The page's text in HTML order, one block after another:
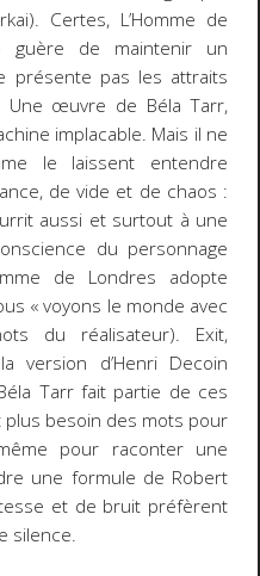
Certes, L’Homme de
guère de maintenir un
présente pas les attraits
Une œuvre de Béla Tarr,
implacable. Mais il ne
le laissent entendre
de vide et de chaos :
aussi et surtout à une
du personnage
de Londres adopte
« voyons le monde avec
du réalisateur). Exit,
version d’Henri Decoin
Tarr fait partie de ces
plus besoin des mots pour
pour raconter une
une formule de Robert
et de bruit préfèrent
silence.